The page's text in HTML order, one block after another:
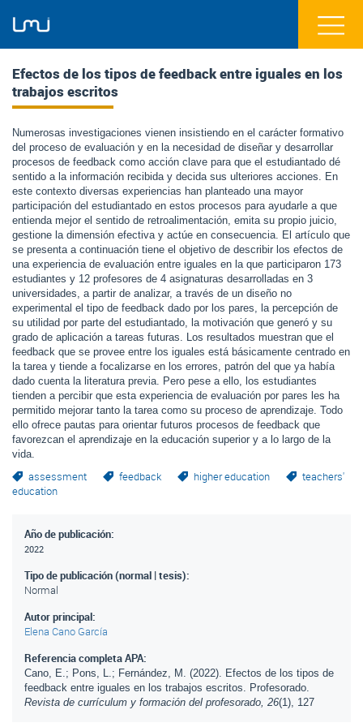
Efectos de los tipos de feedback entre iguales en los
trabajos escritos
Numerosas investigaciones vienen insistiendo en el carácter formativo
del proceso de evaluación y en la necesidad de diseñar y desarrollar
procesos de feedback como acción clave para que el estudiantado dé
sentido a la información recibida y decida sus ulteriores acciones. En
este contexto diversas experiencias han planteado una mayor
participación del estudiantado en estos procesos para ayudarle a que
entienda mejor el sentido de retroalimentación, emita su propio juicio,
gestione la dimensión efectiva y actúe en consecuencia. El artículo que
se presenta a continuación tiene el objetivo de describir los efectos de
una experiencia de evaluación entre iguales en la que participaron 173
estudiantes y 12 profesores de 4 asignaturas desarrolladas en 3
universidades, a partir de analizar, a través de un diseño no
experimental el tipo de feedback dado por los pares, la percepción de
su utilidad por parte del estudiantado, la motivación que generó y su
grado de aplicación a tareas futuras. Los resultados muestran que el
feedback que se provee entre los iguales está básicamente centrado en
la tarea y tiende a focalizarse en los errores, patrón del que ya había
dado cuenta la literatura previa. Pero pese a ello, los estudiantes
tienden a percibir que esta experiencia de evaluación por pares les ha
permitido mejorar tanto la tarea como su proceso de aprendizaje. Todo
ello ofrece pautas para orientar futuros procesos de feedback que
favorezcan el aprendizaje en la educación superior y a lo largo de la
vida.
assessment feedback higher education
teachers'
education
Año de publicación:
2022
Tipo de publicación (normal | tesis):
Normal
Autor principal:
Elena Cano García
Referencia completa APA:
Cano, E.; Pons, L.; Fernández, M. (2022). Efectos de los tipos de
feedback entre iguales en los trabajos escritos. Profesorado.
Revista de currículum y formación del profesorado, 26(1), 127